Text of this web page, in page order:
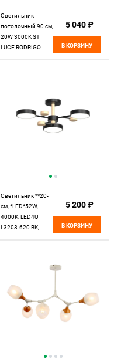
Светильник
потолочный 90 см,
20W 3000K ST
LUCE RODRIGO
5 040 ₽
В КОРЗИНУ
Светильник **20-
см, *LED*52W,
4000K, LED4U
L3203-620 BK,
5 200 ₽
В КОРЗИНУ